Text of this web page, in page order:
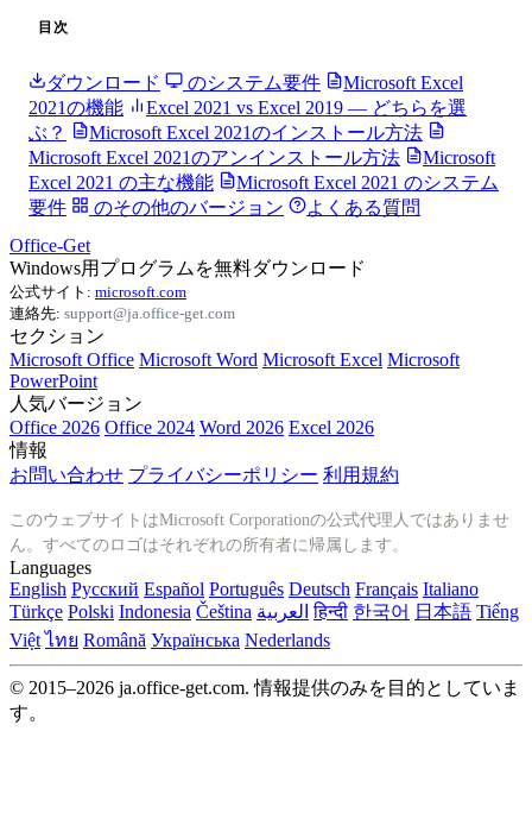
目次
ダウンロード のシステム要件
Microsoft Excel
2021の機能
Excel 2021 vs Excel 2019 — どちらを選
ぶ？
Microsoft Excel 2021のインストール方法
Microsoft Excel 2021のアンインストール方法
Microsoft
Excel 2021 の主な機能
Microsoft Excel 2021 のシステム
要件
のその他のバージョン
よくある質問
Office-Get
Windows用プログラムを無料ダウンロード
公式サイト: microsoft.com
連絡先: support@ja.office-get.com
セクション
Microsoft Office Microsoft Word Microsoft Excel Microsoft
PowerPoint
人気バージョン
Office 2026 Office 2024 Word 2026 Excel 2026
情報
お問い合わせ プライバシーポリシー 利用規約
このウェブサイトはMicrosoft Corporationの公式代理人ではありませ
ん。すべてのロゴはそれぞれの所有者に帰属します。
Languages
English Русский Español Português Deutsch Français Italiano
Türkçe Polski Indonesia Čeština العربية हिन्दी 한국어 日本語 Tiếng
Việt ไทย Română Українська Nederlands
© 2015–2026 ja.office-get.com. 情報提供のみを目的としていま
す。